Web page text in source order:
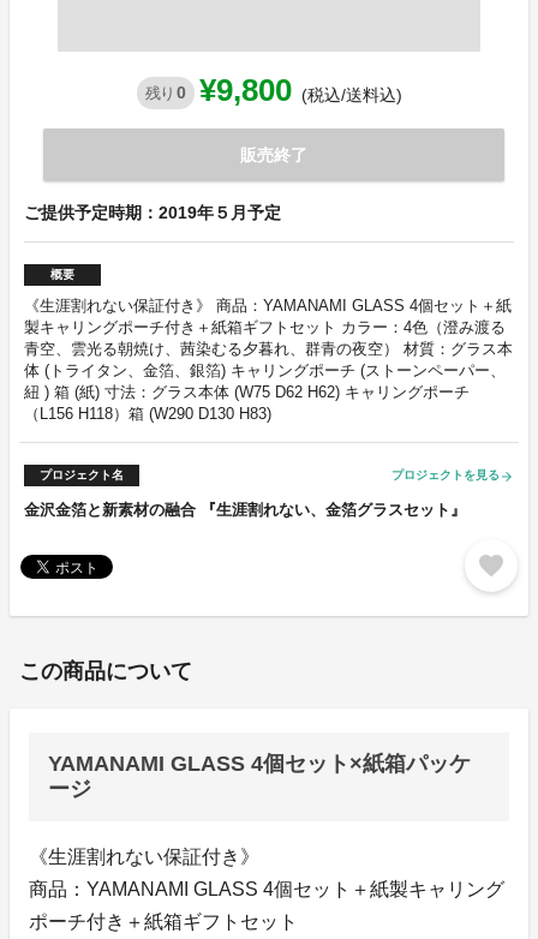
残り 0 ¥9,800 (税込/送料込)
販売終了
ご提供予定時期：2019年５月予定
概要
《生涯割れない保証付き》 商品：YAMANAMI GLASS 4個セット＋紙
製キャリングポーチ付き＋紙箱ギフトセット カラー：4色（澄み渡る
青空、雲光る朝焼け、茜染むる夕暮れ、群青の夜空） 材質：グラス本
体 (トライタン、金箔、銀箔) キャリングポーチ (ストーンペーパー、
紐 ) 箱 (紙) 寸法：グラス本体 (W75 D62 H62) キャリングポーチ
（L156 H118）箱 (W290 D130 H83)
プロジェクト名 プロジェクトを見る arrow_forward
金沢金箔と新素材の融合 『生涯割れない、金箔グラスセット』
favorite
この商品について
YAMANAMI GLASS 4個セット×紙箱パッケ
ージ
《生涯割れない保証付き》
商品：YAMANAMI GLASS 4個セット＋紙製キャリング
ポーチ付き＋紙箱ギフトセット